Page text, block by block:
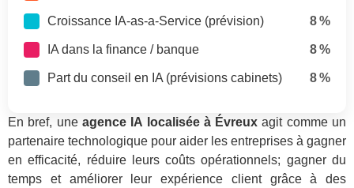
Croissance IA-as-a-Service (prévision) 8 %
IA dans la finance / banque 8 %
Part du conseil en IA (prévisions cabinets) 8 %
En bref, une agence IA localisée à Évreux agit comme un
partenaire technologique pour aider les entreprises à gagner
en efficacité, réduire leurs coûts opérationnels; gagner du
temps et améliorer leur expérience client grâce à des